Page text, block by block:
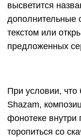
высветится
дополнительные
текстом или
предложенных
При условии, что
Shazam,
фонотеке
торопиться со